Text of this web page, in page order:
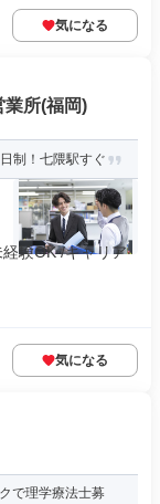
気になる
所(福岡)
制！七隈駅すぐ
験OK /キャリア
気になる
で理学療法士募